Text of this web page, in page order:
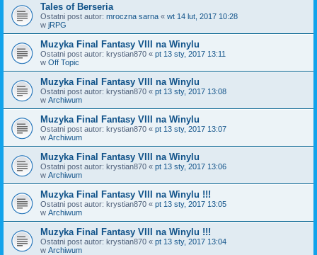
Tales of Berseria
Ostatni post autor: mroczna sarna « wt 14 lut, 2017 10:28
w jRPG
Muzyka Final Fantasy VIII na Winylu
Ostatni post autor: krystian870 « pt 13 sty, 2017 13:11
w Off Topic
Muzyka Final Fantasy VIII na Winylu
Ostatni post autor: krystian870 « pt 13 sty, 2017 13:08
w Archiwum
Muzyka Final Fantasy VIII na Winylu
Ostatni post autor: krystian870 « pt 13 sty, 2017 13:07
w Archiwum
Muzyka Final Fantasy VIII na Winylu
Ostatni post autor: krystian870 « pt 13 sty, 2017 13:06
w Archiwum
Muzyka Final Fantasy VIII na Winylu !!!
Ostatni post autor: krystian870 « pt 13 sty, 2017 13:05
w Archiwum
Muzyka Final Fantasy VIII na Winylu !!!
Ostatni post autor: krystian870 « pt 13 sty, 2017 13:04
w Archiwum